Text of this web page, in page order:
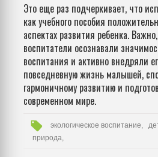
Это еще раз подчеркивает, что
как учебного пособия
аспектах развития ребенка.
воспитатели осознавали
воспитания и активно внедряли
повседневную жизнь малышей,
гармоничному развитию и
современном мире.
экологическое воспитание,
природа,